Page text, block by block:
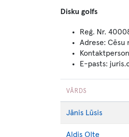
Disku golfs
Reģ. Nr.
Adrese: Cēsu
E-pasts:
VĀRDS
Jānis Lūsis
Aldis Olte